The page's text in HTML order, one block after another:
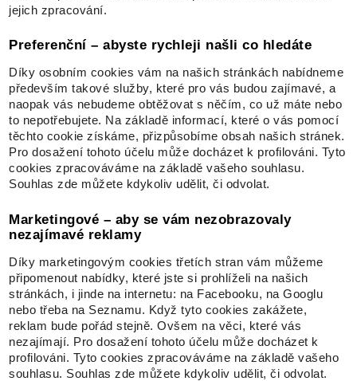
jejich zpracování.
Preferenční – abyste rychleji našli co hledáte
Díky osobním cookies vám na našich stránkách nabídneme
především takové služby, které pro vás budou zajímavé, a
naopak vás nebudeme obtěžovat s něčím, co už máte nebo
to nepotřebujete. Na základě informací, které o vás pomocí
těchto cookie získáme, přizpůsobíme obsah našich stránek.
Pro dosažení tohoto účelu může docházet k profilováni. Tyto
cookies zpracováváme na základě vašeho souhlasu.
Souhlas zde můžete kdykoliv udělit, či odvolat.
Marketingové – aby se vám nezobrazovaly
nezajímavé reklamy
Díky marketingovým cookies třetích stran vám můžeme
připomenout nabídky, které jste si prohlíželi na našich
stránkách, i jinde na internetu: na Facebooku, na Googlu
nebo třeba na Seznamu. Když tyto cookies zakážete,
reklam bude pořád stejně. Ovšem na věci, které vás
nezajímají. Pro dosažení tohoto účelu může docházet k
profilováni. Tyto cookies zpracováváme na základě vašeho
souhlasu. Souhlas zde můžete kdykoliv udělit, či odvolat.